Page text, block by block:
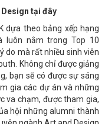
Design tại đây
dựa theo bảng xếp hạng
luôn nằm trong Top 10
do mà rất nhiều sinh viên
Không chỉ được giảng
bạn sẽ có được sự sáng
gia các dự án và những
va chạm, được tham gia,
hội những alumni thành